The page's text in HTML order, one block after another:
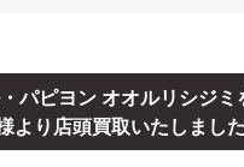
パピヨン オオルリシジミ
より店頭買取いたしました